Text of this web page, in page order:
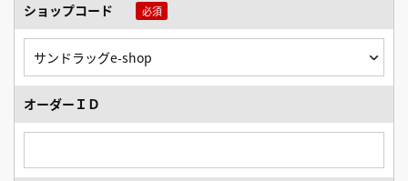
ショップコード
オーダーＩＤ